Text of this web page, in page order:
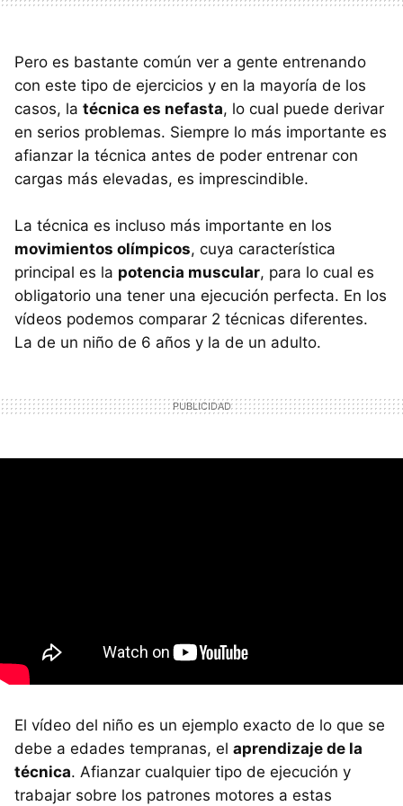
Pero es bastante común ver a gente entrenando
con este tipo de ejercicios y en la mayoría de los
casos, la técnica es nefasta, lo cual puede derivar
en serios problemas. Siempre lo más importante es
afianzar la técnica antes de poder entrenar con
cargas más elevadas, es imprescindible.
La técnica es incluso más importante en los
movimientos olímpicos, cuya característica
principal es la potencia muscular, para lo cual es
obligatorio una tener una ejecución perfecta. En los
vídeos podemos comparar 2 técnicas diferentes.
La de un niño de 6 años y la de un adulto.
El vídeo del niño es un ejemplo exacto de lo que se
debe a edades tempranas, el aprendizaje de la
técnica. Afianzar cualquier tipo de ejecución y
trabajar sobre los patrones motores a estas